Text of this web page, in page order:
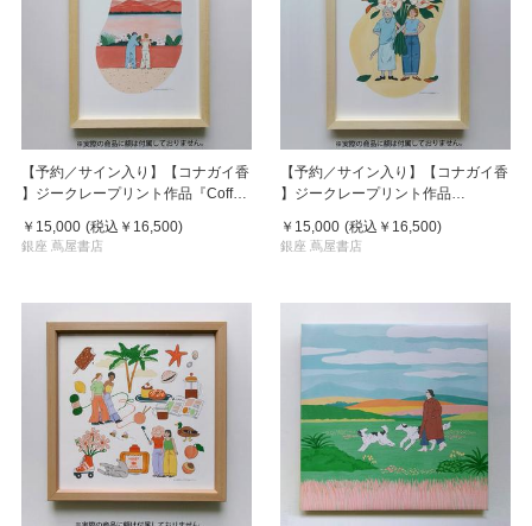
【予約／サイン入り】【コナガイ香
】ジークレープリント作品『Coffee
送予定
￥15,000 (税込 ￥16,500)
銀座 蔦屋書店
【予約／サイン入り】【コナガイ香
】ジークレープリント作品
上旬頃発送予定
￥15,000 (税込 ￥16,500)
銀座 蔦屋書店